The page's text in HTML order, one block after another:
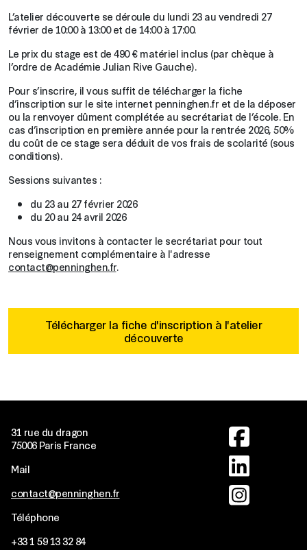
L’atelier découverte se déroule du lundi 23 au vendredi 27
février de 10:00 à 13:00 et de 14:00 à 17:00.
Le prix du stage est de 490 € matériel inclus (par chèque à
l’ordre de Académie Julian Rive Gauche).
Pour s’inscrire, il vous suffit de télécharger la fiche
d’inscription sur le site internet penninghen.fr et de la déposer
ou la renvoyer dûment complétée au secrétariat de l’école. En
cas d’inscription en première année pour la rentrée 2026, 50%
du coût de ce stage sera déduit de vos frais de scolarité (sous
conditions).
Sessions suivantes :
du 23 au 27 février 2026
du 20 au 24 avril 2026
Nous vous invitons à contacter le secrétariat pour tout
renseignement complémentaire à l'adresse
contact@penninghen.fr.
Télécharger la fiche d'inscription à l'atelier
découverte
31 rue du dragon
75006 Paris France
Mail
contact@penninghen.fr
Téléphone
+331 59 13 32 84
Image
Image
Image